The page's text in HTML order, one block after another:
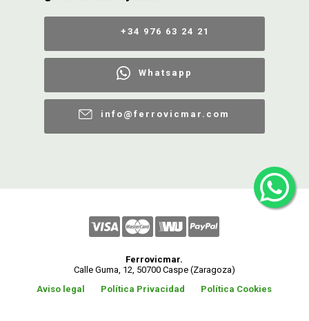
+34 976 63 24 21
Whatsapp
info@ferrovicmar.com
Ferrovicmar.
Calle Guma, 12, 50700 Caspe (Zaragoza)
Aviso legal
Política Privacidad Política Cookies